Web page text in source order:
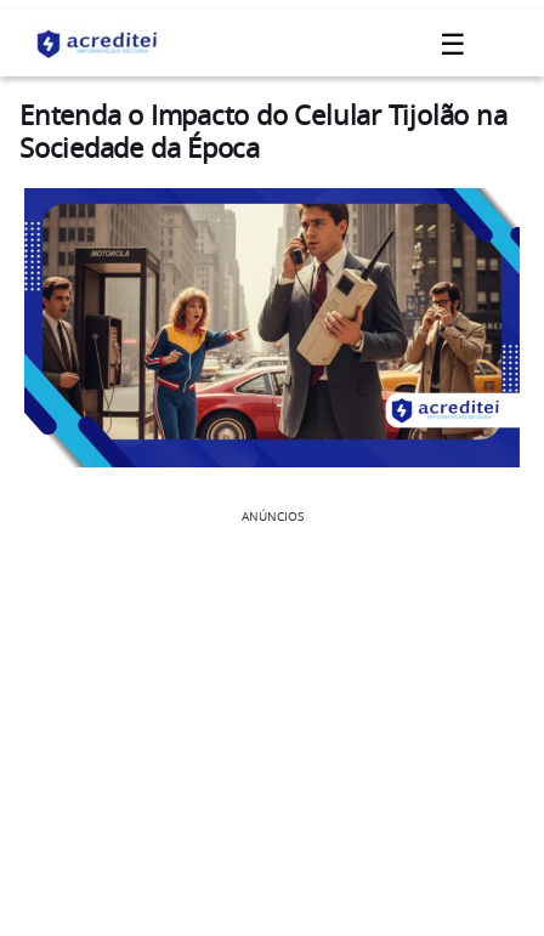
☰
Entenda o Impacto do Celular Tijolão na
Sociedade da Época
ANÚNCIOS